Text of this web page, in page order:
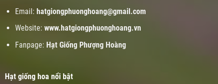
Email: hatgiongphuonghoang@gmail.com
Website: www. hatgiongphuonghoang.vn
Fanpage: Hạt Giống Phượng Hoàng
Hạt giống hoa nổi bật